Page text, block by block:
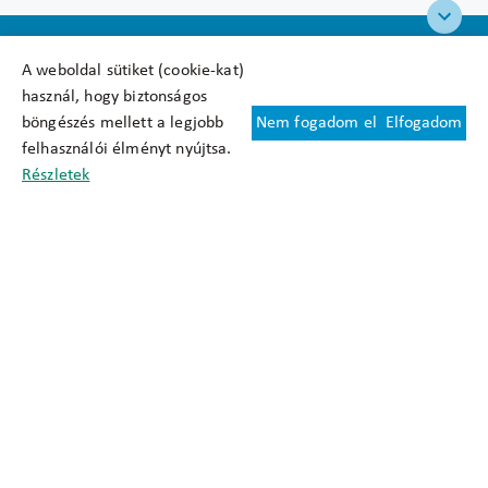
A weboldal sütiket (cookie-kat)
használ, hogy biztonságos
böngészés mellett a legjobb
felhasználói élményt nyújtsa.
Részletek
Nem fogadom el Elfogadom
Felhasználási feltételek